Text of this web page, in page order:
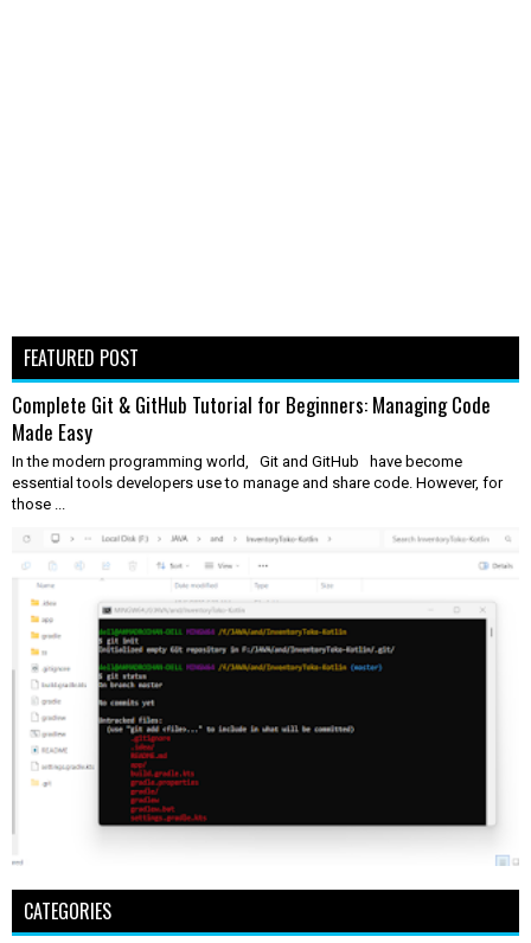
FEATURED POST
Complete Git & GitHub Tutorial for Beginners: Managing Code
Made Easy
In the modern programming world, Git and GitHub have become
essential tools developers use to manage and share code. However, for
those ...
CATEGORIES